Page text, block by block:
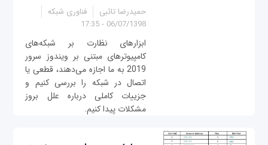
حمیدرضا تائبی
فناوری شبکه
06/07/1398 - 17:35
ابزارهای نظارت بر شبکه‌های
کامپیوترهای مبتنی بر ویندوز سرور
2019 به ما اجازه می‌دهند، قطعی یا
اتصال در شبکه را بررسی کنیم و
جزییات کاملی درباره علل بروز
مشکلات پیدا کنیم.